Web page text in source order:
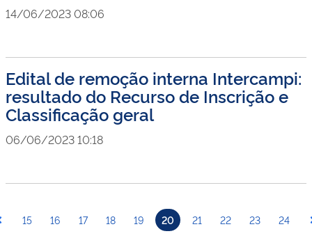
14/06/2023 08:06
Edital de remoção interna Intercampi:
resultado do Recurso de Inscrição e
Classificação geral
06/06/2023 10:18
15 16 17 18 19 20 21 22 23 24